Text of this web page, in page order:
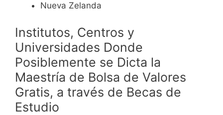
Nueva Zelanda
Institutos, Centros y
Universidades Donde
Posiblemente se Dicta la
Maestría de Bolsa de Valores
Gratis, a través de Becas de
Estudio